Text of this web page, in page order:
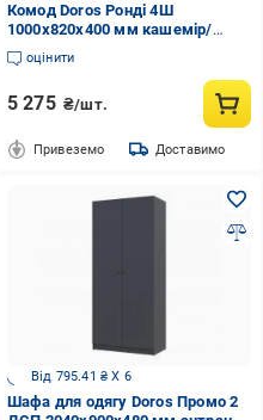
Комод Doros Ронді 4Ш
1000x820x400 мм кашемір/
кашемір
оцінити
5 275 ₴/шт.
Привеземо Доставимо
Від 795.41 ₴ X 6
Шафа для одягу Doros Промо 2